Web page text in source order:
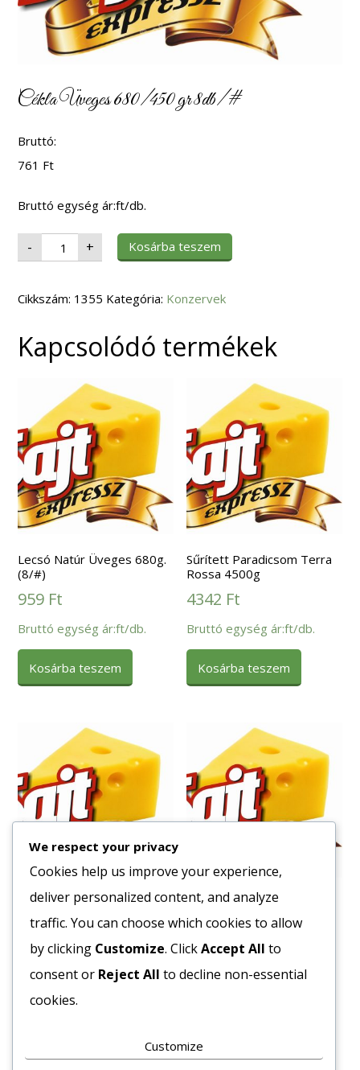
Cékla Üveges 680/450 gr 8db/#
Bruttó:
761 Ft
Bruttó egység ár:ft/db.
- Cékla
Üveges
680/450
mennyiség
+ Kosárba teszem
Cikkszám: 1355 Kategória: Konzervek
Kapcsolódó termékek
Lecsó Natúr Üveges 680g.
(8/#)
959 Ft
Bruttó egység ár:ft/db.
Kosárba teszem
Sűrített Paradicsom Terra
Rossa 4500g
4342 Ft
Bruttó egység ár:ft/db.
Kosárba teszem
Magozott Meggy 700/350
gr
1751Ft
Bruttó egység ár:ft/db.
Hámozott Paradicsom
Prémium 2500/1850 g
2833Ft
Bruttó egység ár:ft/db.
We respect your privacy
Cookies help us improve your experience,
deliver personalized content, and analyze
traffic. You can choose which cookies to allow
by clicking Customize. ClickAccept All to
consent or Reject All to decline non-essential
cookies.
Customize